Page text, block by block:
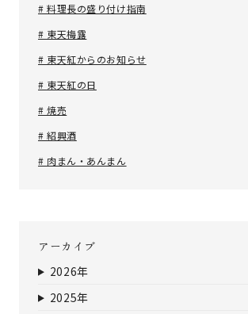
# 料理長の盛り付け指南
# 東天梅露
# 東天紅からのお知らせ
# 東天紅の日
# 焼売
# 紹興酒
# 肉まん・あんまん
アーカイブ
2026年
2025年